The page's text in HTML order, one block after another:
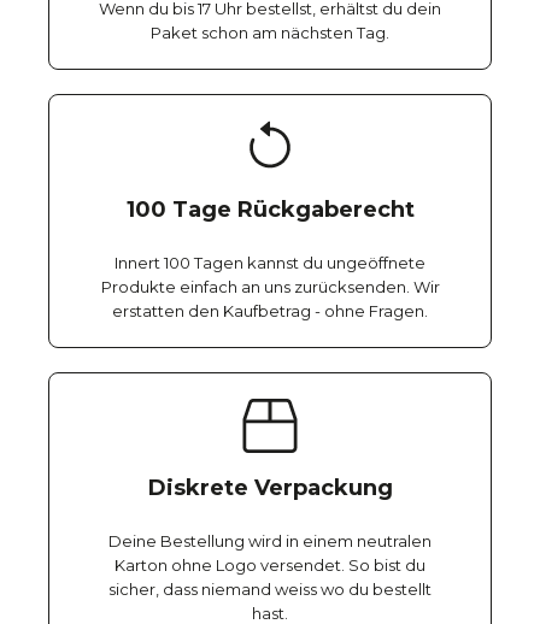
Wenn du bis 17 Uhr bestellst, erhältst du dein
Paket schon am nächsten Tag.
100 Tage Rückgaberecht
Innert 100 Tagen kannst du ungeöffnete
Produkte einfach an uns zurücksenden. Wir
erstatten den Kaufbetrag - ohne Fragen.
Diskrete Verpackung
Deine Bestellung wird in einem neutralen
Karton ohne Logo versendet. So bist du
sicher, dass niemand weiss wo du bestellt
hast.